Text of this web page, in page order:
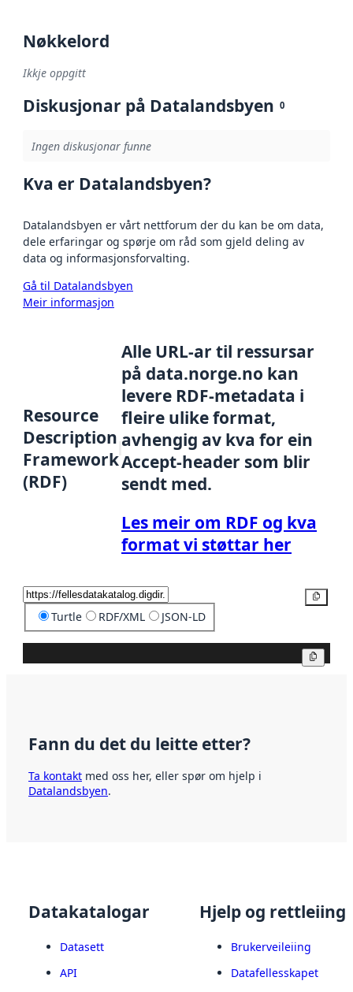
Nøkkelord
Ikkje oppgitt
Diskusjonar på Datalandsbyen 0
Ingen diskusjonar funne
Kva er Datalandsbyen?
Datalandsbyen er vårt nettforum der du kan be om data,
dele erfaringar og spørje om råd som gjeld deling av
data og informasjonsforvalting.
Gå til Datalandsbyen
Meir informasjon
Resource
Description
Framework
(RDF)
Alle URL-ar til ressursar
på data.norge.no kan
levere RDF-metadata i
fleire ulike format,
avhengig av kva for ein
Accept-header som blir
sendt med.
Les meir om RDF og kva
format vi støttar her
Turtle RDF/XML JSON-LD
Fann du det du leitte etter?
Ta kontakt med oss her, eller spør om hjelp i
Datalandsbyen.
Datakatalogar
Datasett
API
Hjelp og rettleiing
Brukerveileiing
Datafellesskapet